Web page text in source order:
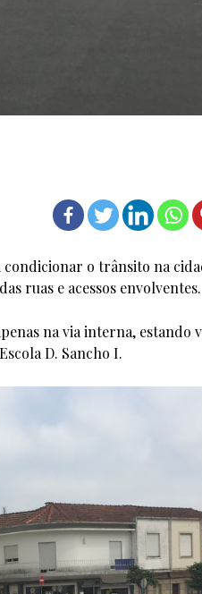
condicionar o trânsito na
ruas e acessos envolventes.
na via interna, estando
D. Sancho I.